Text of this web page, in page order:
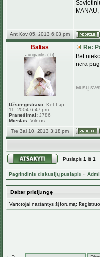
Ant Kov 05, 2013 6:03 pm
Baltas
Jungiantis (-ti)
Užsiregistravo: Ket Lap
11, 2004 6:47 pm
Pranešimai: 2786
Miestas: Vilnius
Re:
Bet
nėra
Mūsų
Tre Bal 10, 2013 3:18 pm
Puslapis 1 iš 1
Pagrindinis diskusijų puslapis »
Dabar prisijungę
Vartotojai naršantys šį forumą: